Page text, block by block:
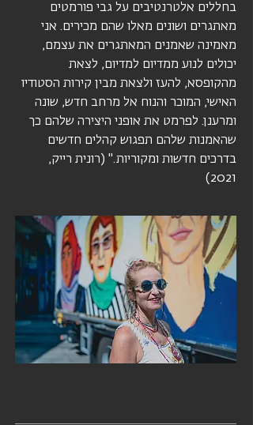
בחללים אלטרנטיבים על גבי פורמטים
מאתגרים ושונים מאלו שהם מכירים. אני
מאמינה שאמנים המאתגרים את עצמם,
יכולים לנוע ממדיום למדיום, לצאת
מהקופסא, להעז ולצאת מבין קירות הסטודיו
האישי, המוכר והנוח אל מרחב חדש, שונה
ומרענן. לפרמט את אופני היצירה שלהם כך
שהאמנות שלהם תפגוש קהלים חדשים
בדרכים חדשות ומקוריות." (רונית רייק,
2021)